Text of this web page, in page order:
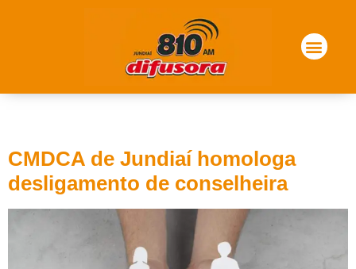
CMDCA de Jundiaí homologa
desligamento de conselheira